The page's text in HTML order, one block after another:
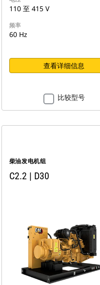
110 至 415 V
频率
60 Hz
查看详细信息
比较型号
柴油发电机组
C2.2 | D30